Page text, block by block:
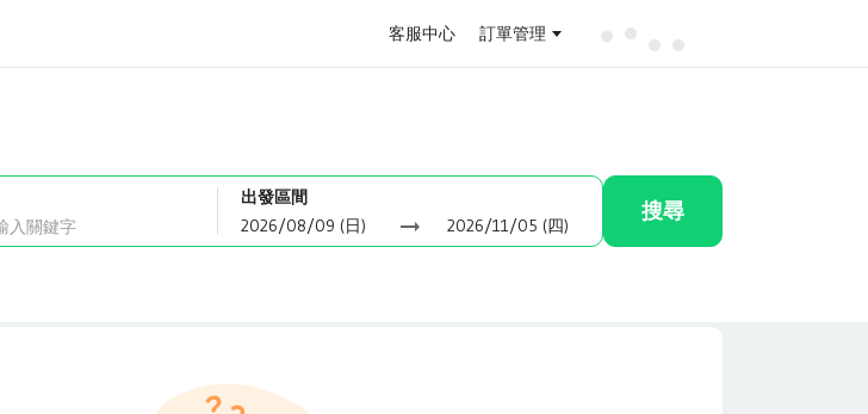
客服中心 訂單管理
出發區間
搜尋